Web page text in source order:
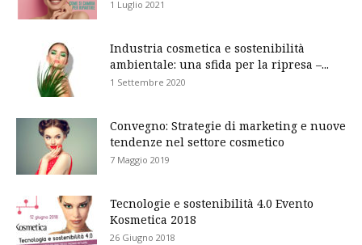
1 Luglio 2021
Industria cosmetica e sostenibilità
ambientale: una sfida per la ripresa –...
1 Settembre 2020
Convegno: Strategie di marketing e nuove
tendenze nel settore cosmetico
7 Maggio 2019
Tecnologie e sostenibilità 4.0 Evento
Kosmetica 2018
26 Giugno 2018